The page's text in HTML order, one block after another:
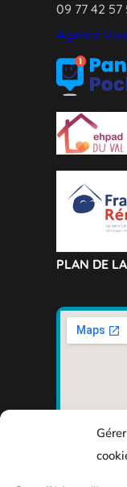
09 77 42 57
Agence
PLAN DE